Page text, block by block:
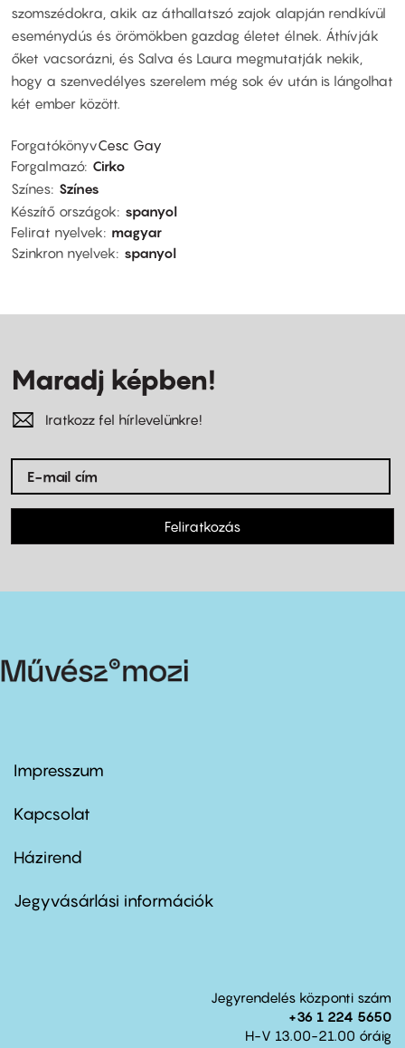
szomszédokra, akik az áthallatszó zajok alapján rendkívül
eseménydús és örömökben gazdag életet élnek. Áthívják
őket vacsorázni, és Salva és Laura megmutatják nekik,
hogy a szenvedélyes szerelem még sok év után is lángolhat
két ember között.
ForgatókönyvCesc Gay
Forgalmazó Cirko
Színes Színes
Készítő országok
spanyol
Felirat nyelvek
magyar
Szinkron nyelvek
spanyol
Maradj képben!
Iratkozz fel hírlevelünkre!
Feliratkozás
Footer
first
Impresszum
Kapcsolat
Footer
second
Házirend
Jegyvásárlási információk
Jegyrendelés központi szám
+36 1 224 5650
H-V 13.00-21.00 óráig